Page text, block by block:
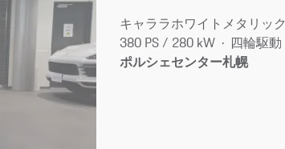
キャララホワイトメタリック
380 PS / 280 kW
四輪駆動
ポルシェセンター札幌